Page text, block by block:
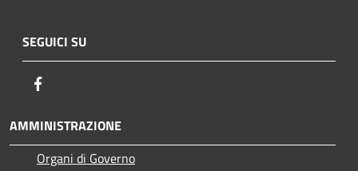
SEGUICI SU
AMMINISTRAZIONE
Organi di Governo